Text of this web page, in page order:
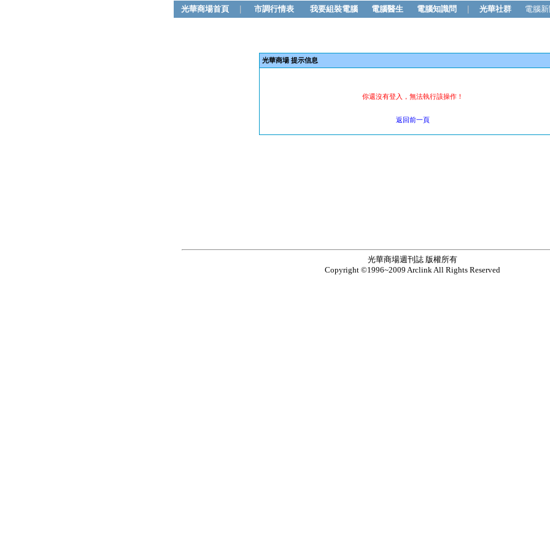
光華商場首頁 市調行情表 我要組裝電腦 電腦醫生 電腦知識問 光華社群 電腦新
光華商場 提示信息
你還沒有登入，無法執行該操作！
返回前一頁
光華商場週刊誌 版權所有
Copyright ©1996~2009 Arclink All Rights Reserved